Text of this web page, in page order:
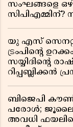
സംഘങ്ങളെ
യു എസ്
ട്രംപിന്റെ
സയ്യിദിന്റെ
റിപ്പബ്ലിക്കൻ
ബിജെപി
പരോൾ; ജൂലൈ
അവധി